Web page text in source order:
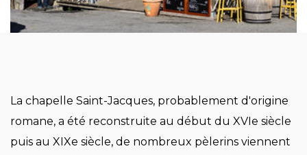
La chapelle Saint-Jacques, probablement d'origine
romane, a été reconstruite au début du XVIe siècle
puis au XIXe siècle, de nombreux pèlerins viennent